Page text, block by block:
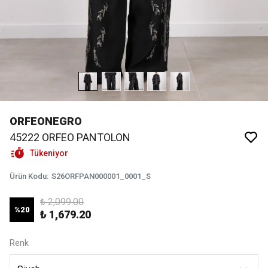
ORFEONEGRO
45222 ORFEO PANTOLON
Tükeniyor
Ürün Kodu: S26ORFPAN000001_0001_S
%20
₺ 2,099.00
₺ 1,679.20
Renk